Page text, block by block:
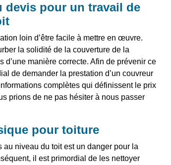
devis pour un travail de
loin d’être facile à mettre en œuvre.
la solidité de la couverture de la
d’une manière correcte. Afin de prévenir ce
de demander la prestation d’un couvreur
complètes qui définissent le prix
prions de ne pas hésiter à nous passer
pour toiture
niveau du toit est un danger pour la
il est primordial de les nettoyer